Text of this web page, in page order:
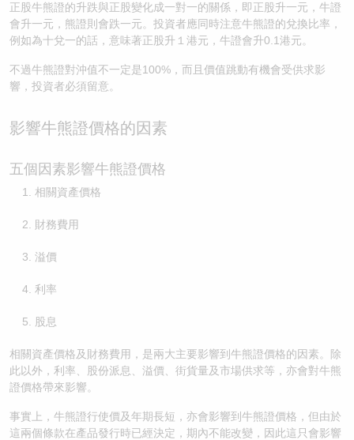
正股牛熊證的升跌與正股變化成一對一的關係，即正股升一元，牛證
會升一元，熊證則會跌一元。投資者應同時注意牛熊證的兌換比率，
例如為十兌一的話，意味著正股升１港元，牛證會升0.1港元。
不過牛熊證對沖值不一定是100%，而且價值跳動有機會受供求影
響，投資者必須留意。
影響牛熊證價格的因素
五個因素影響牛熊證價格
相關資產價格
財務費用
溢價
利率
股息
相關資產價格及財務費用，是兩大主要影響到牛熊證價格的因素。除
此以外，利率、股份派息、溢價、街貨量及市場供求等，亦會對牛熊
證價格帶來影響。
事實上，牛熊證行使價及年期長短，亦會影響到牛熊證價格，但由於
這兩個條款在產品發行時已經決定，期內不能改變，因此這只會影響
牛熊證文件及公告
ADR